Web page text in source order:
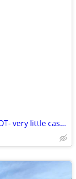
BEAUTIFUL RESIDENTIAL BUILDING LOT- very little cash needed!